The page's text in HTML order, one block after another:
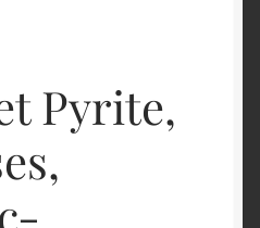
Pyrite,